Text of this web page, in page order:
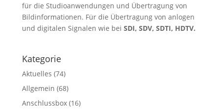
für die Studioanwendungen und Übertragung von
Bildinformationen. Für die Übertragung von anlogen
und digitalen Signalen wie bei SDI, SDV, SDTI, HDTV.
Kategorie
Aktuelles (74)
Allgemein (68)
Anschlussbox(16)